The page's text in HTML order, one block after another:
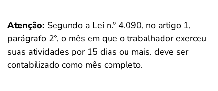
Atenção: Segundo a Lei n.º 4.090, no artigo 1,
parágrafo 2°, o mês em que o trabalhador exerceu
suas atividades por 15 dias ou mais, deve ser
contabilizado como mês completo.